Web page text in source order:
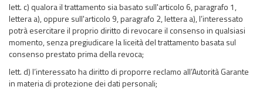
lett. c) qualora il trattamento sia basato sull'articolo 6, paragrafo 1,
lettera a), oppure sull'articolo 9, paragrafo 2, lettera a), l’interessato
potrà esercitare il proprio diritto di revocare il consenso in qualsiasi
momento, senza pregiudicare la liceità del trattamento basata sul
consenso prestato prima della revoca;
lett. d) l’interessato ha diritto di proporre reclamo all’Autorità Garante
in materia di protezione dei dati personali;